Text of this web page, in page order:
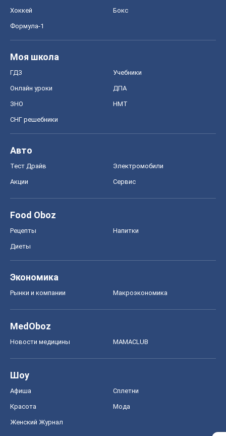
Хоккей Бокс
Формула-1
Моя школа
ГДЗ Учебники
Онлайн уроки ДПА
ЗНО НМТ
СНГ решебники
Авто
Тест Драйв Электромобили
Акции Сервис
Food Oboz
Рецепты Напитки
Диеты
Экономика
Рынки и компании Mакроэкономика
MedOboz
Новости медицины MAMACLUB
Шоу
Афиша Сплетни
Красота Мода
Женский Журнал